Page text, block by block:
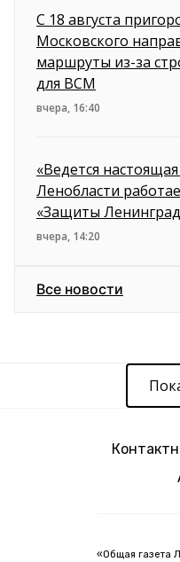
С 18 августа
Московского
маршруты из-за
для ВСМ
вчера, 16:40
«Ведется
Ленобласти
«Защиты
вчера, 14:20
Все новости
«Общая газета